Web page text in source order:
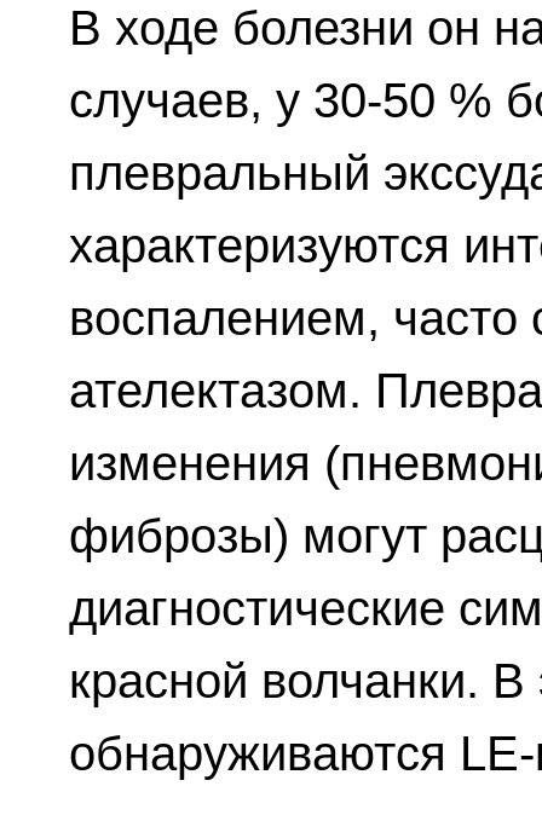
В ходе болезни он
случаев, у 30-50 %
плевральный
характеризуются
воспалением,
ателектазом.
изменения
фиброзы) могут
диагностические
красной волчанки. В
обнаруживаются LE-